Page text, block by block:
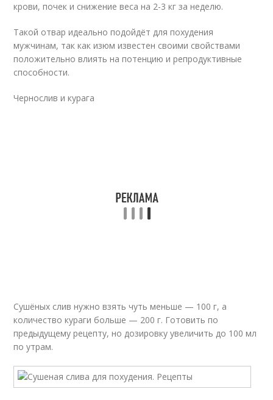
крови, почек и снижение веса на 2-3 кг за неделю.
Такой отвар идеально подойдёт для похудения
мужчинам, так как изюм известен своими свойствами
положительно влиять на потенцию и репродуктивные
способности.
Чернослив и курага
Сушёных слив нужно взять чуть меньше — 100 г, а
количество кураги больше — 200 г. Готовить по
предыдущему рецепту, но дозировку увеличить до 100 мл
по утрам.